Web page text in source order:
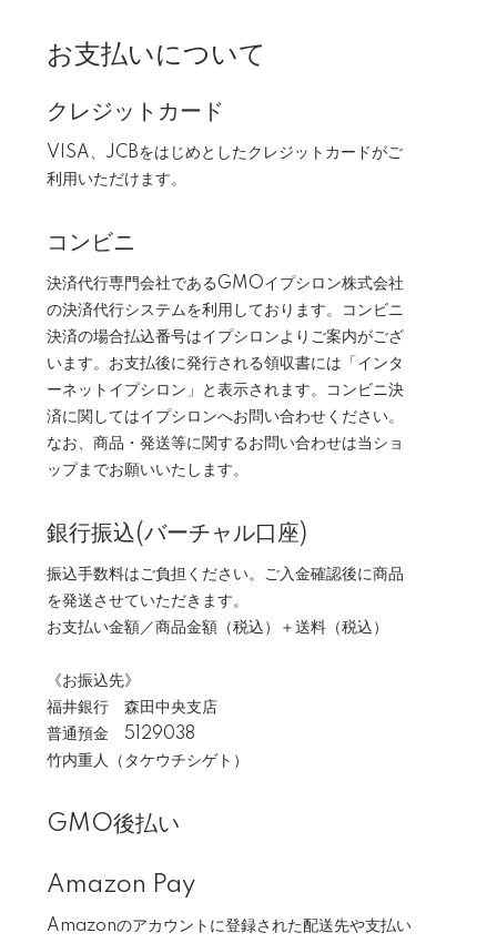
お支払いについて
クレジットカード
VISA、JCBをはじめとしたクレジットカードがご
利用いただけます。
コンビニ
決済代行専門会社であるGMOイプシロン株式会社
の決済代行システムを利用しております。コンビニ
決済の場合払込番号はイプシロンよりご案内がござ
います。お支払後に発行される領収書には「インタ
ーネットイプシロン」と表示されます。コンビニ決
済に関してはイプシロンへお問い合わせください。
なお、商品・発送等に関するお問い合わせは当ショ
ップまでお願いいたします。
銀行振込(バーチャル口座)
振込手数料はご負担ください。ご入金確認後に商品
を発送させていただきます。
お支払い金額／商品金額（税込）＋送料（税込）
《お振込先》
福井銀行 森田中央支店
普通預金 5129038
竹内重人（タケウチシゲト）
GMO後払い
Amazon Pay
Amazonのアカウントに登録された配送先や支払い